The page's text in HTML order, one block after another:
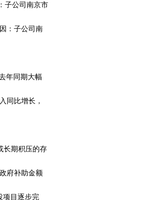
子公司南京市
：子公司南
年同期大幅
同比增长，
长期积压的存
府补助金额
项目逐步完